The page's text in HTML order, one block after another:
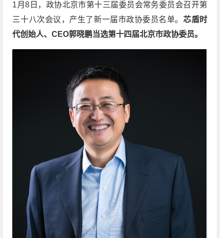
1月8日，政协北京市第十三届委员会常务委员会召开第
三十八次会议，产生了新一届市政协委员名单。 芯盾时
代创始人、CEO郭晓鹏当选第十四届北京市政协委员。